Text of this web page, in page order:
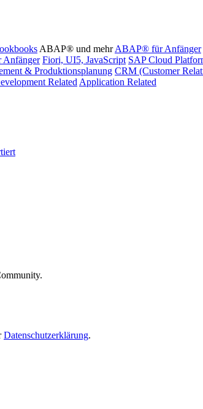
ABAP® und mehr ABAP® für Anfänger
Fiori, UI5, JavaScript SAP Cloud
& Produktionsplanung CRM (Customer
Related Application Related
Datenschutzerklärung.